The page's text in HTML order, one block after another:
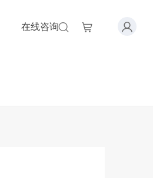
在线咨询